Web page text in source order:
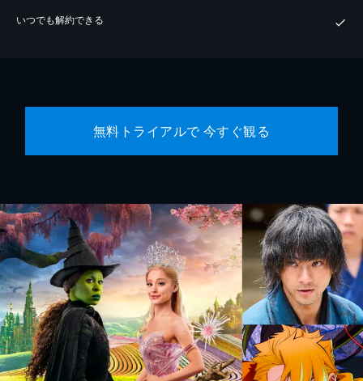
いつでも解約できる
無料トライアルで 今すぐ観る